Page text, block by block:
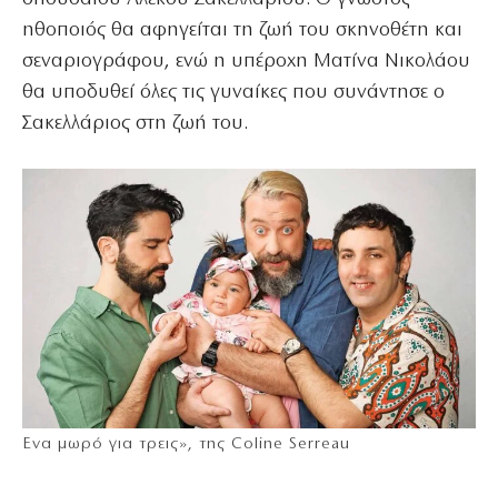
ηθοποιός θα αφηγείται τη ζωή του σκηνοθέτη και
σεναριογράφου, ενώ η υπέροχη Ματίνα Νικολάου
θα υποδυθεί όλες τις γυναίκες που συνάντησε ο
Σακελλάριος στη ζωή του.
Ενα μωρό για τρεις», της Coline Serreau